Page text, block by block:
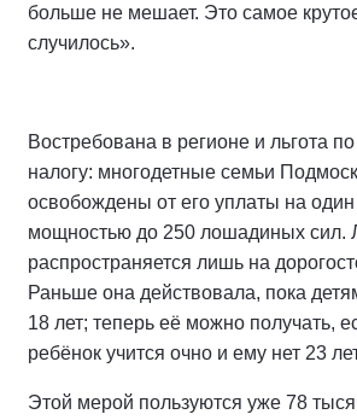
больше не мешает. Это самое
случилось».
Востребована в регионе и льгота
налогу: многодетные семьи
освобождены от его уплаты на
мощностью до 250 лошадиных сил.
распространяется лишь на
Раньше она действовала, пока
18 лет; теперь её можно получать,
ребёнок учится очно и ему нет 23
Этой мерой пользуются уже 78